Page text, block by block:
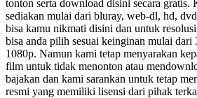
tonton serta download disini secara
sediakan mulai dari bluray, web-dl, hd,
bisa kamu nikmati disini dan untuk
bisa anda pilih sesuai keinginan mulai dari
1080p. Namun kami tetap menyarakan
film untuk tidak menonton atau
bajakan dan kami sarankan untuk tetap
resmi yang memiliki lisensi dari pihak